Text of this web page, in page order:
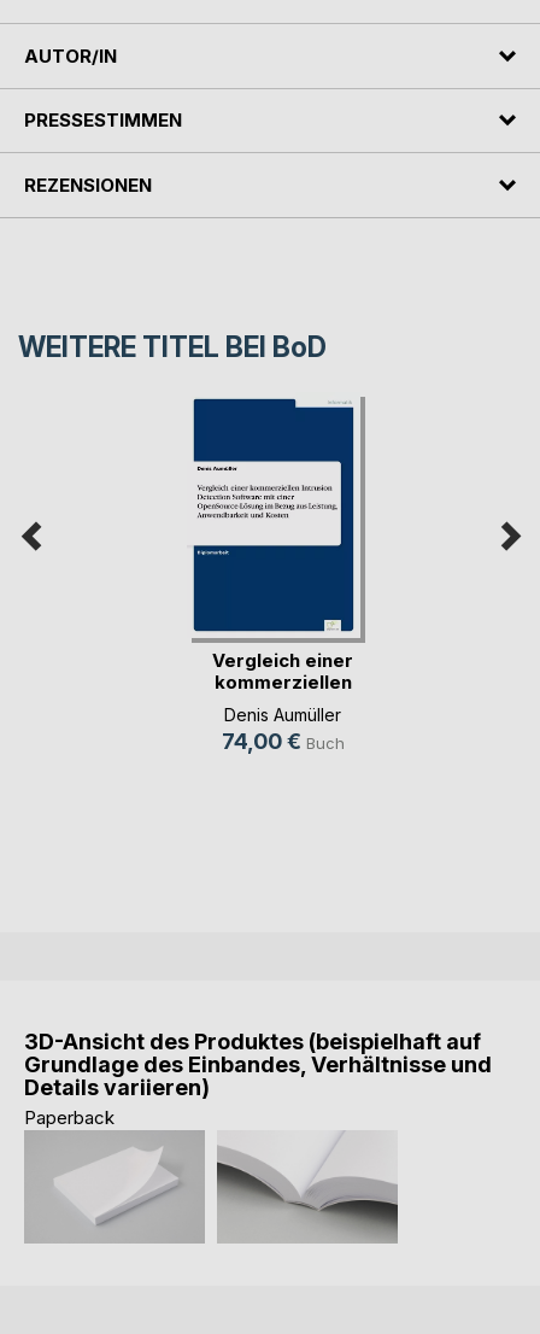
AUTOR/IN
PRESSESTIMMEN
REZENSIONEN
WEITERE TITEL BEI BoD
Vergleich einer
kommerziellen
Intr(...)
Denis Aumüller
74,00 € Buch
3D-Ansicht des Produktes (beispielhaft auf
Grundlage des Einbandes, Verhältnisse und
Details variieren)
Paperback